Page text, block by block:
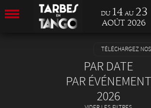
du 14 au 23
Août 2026
TÉLÉCHARGEZ
PAR DATE
PAR ÉVÉNEMENT
2026